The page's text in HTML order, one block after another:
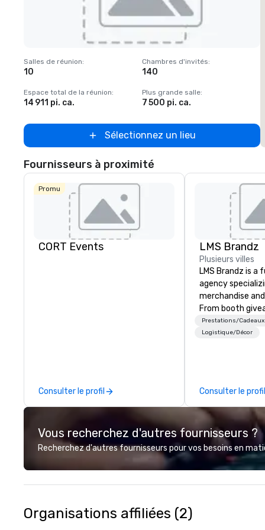
Removed from favorites
Salles de réunion:
10
Chambres d'invités:
140
Espace total de la réunion:
14 911 pi. ca.
Plus grande salle:
7 500 pi. ca.
Sélectionnez un lieu
Fournisseurs à proximité
Promu
CORT Events
Consulter le profil
LMS Brandz
Plusieurs villes
LMS Brandz is a
agency
merchandise
From booth
branded apparel
gifting, displays,
choose from, our
industry
commitment to
customer
deliver smart,
designed to
experience
to finish. We are also a certified
Prestations/Cadeaux
Logistique/Décor
Consulter le profil
Vous recherchez d'autres fournisseurs ?
Recherchez d'autres fournisseurs pour vos besoins en
Organisations affiliées (2)